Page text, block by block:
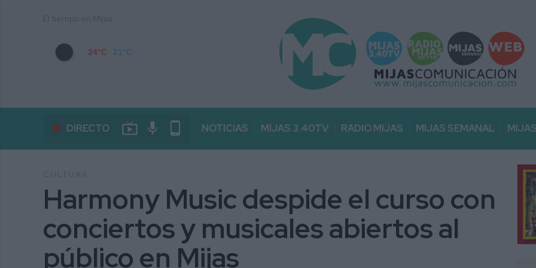
24°C 21°C
DIRECTO live_tv mic phone_android NOTICIAS MIJAS 3.40TV RADIO MIJAS MIJAS SEMANAL
Harmony Music despide el curso con
conciertos y musicales abiertos al
público en Mijas